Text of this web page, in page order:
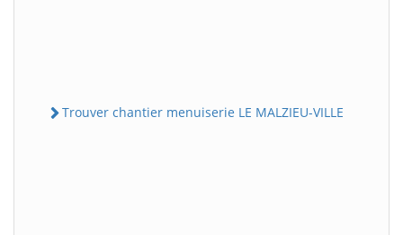
Trouver chantier menuiserie LE MALZIEU-VILLE